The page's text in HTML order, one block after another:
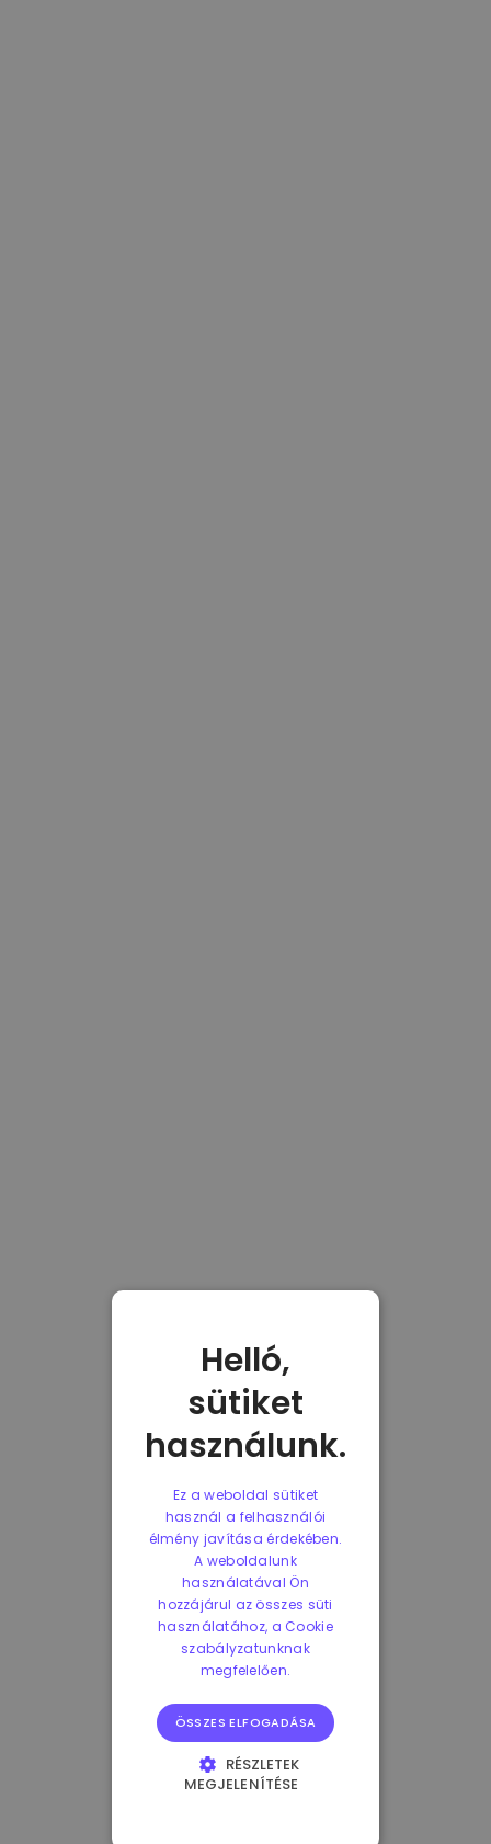
Helló,
sütiket
használunk.
Ez a weboldal sütiket
használ a felhasználói
élmény javítása érdekében.
A weboldalunk
használatával Ön
hozzájárul az összes süti
használatához, a Cookie
szabályzatunknak
megfelelően.
ÖSSZES ELFOGADÁSA
RÉSZLETEK
MEGJELENÍTÉSE